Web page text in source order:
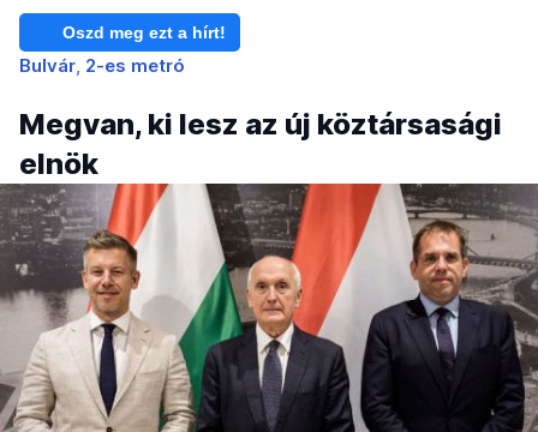
Oszd meg ezt a hírt!
Bulvár 2-es metró
Megvan, ki lesz az új köztársasági
elnök